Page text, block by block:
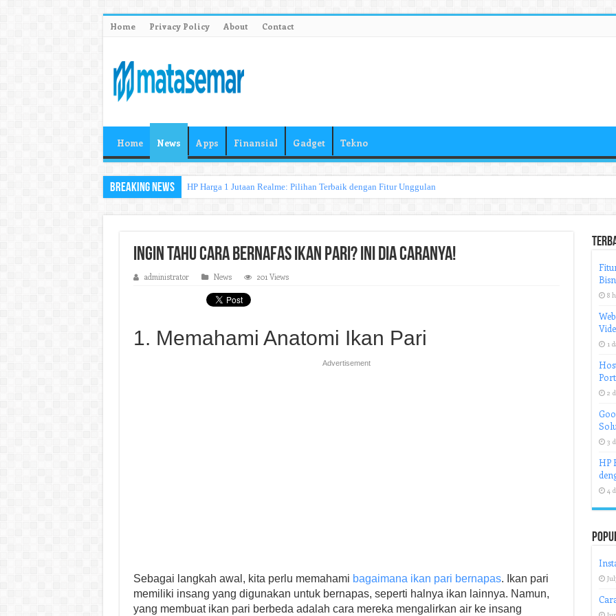
Home Privacy Policy About Contact
Home News Apps Finansial Gadget Tekno
Breaking News HP Harga 1 Jutaan Realme: Pilihan Terbaik dengan Fitur Unggulan
Ingin Tahu Cara Bernafas Ikan Pari? Ini Dia Caranya!
administrator News 201 Views
1. Memahami Anatomi Ikan Pari
Advertisement
Sebagai langkah awal, kita perlu memahami bagaimana ikan pari bernapas. Ikan pari
memiliki insang yang digunakan untuk bernapas, seperti halnya ikan lainnya. Namun,
yang membuat ikan pari berbeda adalah cara mereka mengalirkan air ke insang
8
1
2
3
HP
4